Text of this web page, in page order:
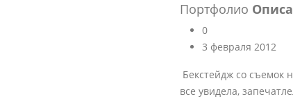
Портфолио
0
3 февраля 2012
Бекстейдж со съемок
все увидела,